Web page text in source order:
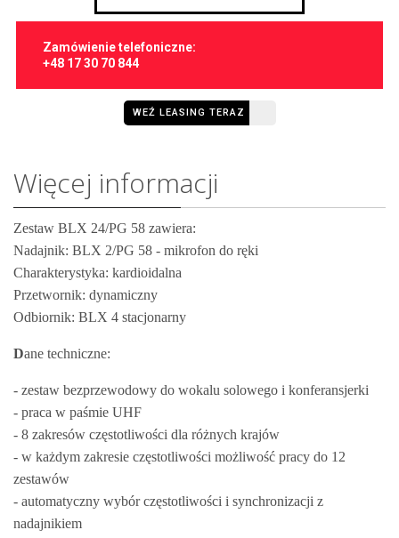
Zamówienie telefoniczne:
+48 17 30 70 844
WEŹ LEASING TERAZ
Więcej informacji
Zestaw BLX 24/PG 58 zawiera:
Nadajnik: BLX 2/PG 58 - mikrofon do ręki
Charakterystyka: kardioidalna
Przetwornik: dynamiczny
Odbiornik: BLX 4 stacjonarny
Dane techniczne:
- zestaw bezprzewodowy do wokalu solowego i konferansjerki
- praca w paśmie UHF
- 8 zakresów częstotliwości dla różnych krajów
- w każdym zakresie częstotliwości możliwość pracy do 12
zestawów
- automatyczny wybór częstotliwości i synchronizacji z
nadajnikiem